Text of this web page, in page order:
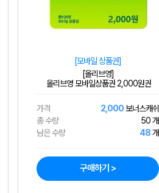
[모바일 상품권]
[올리브영]
올리브영 모바일상품권 2,000원권
가격 2,000 보너스캐쉬
총 수량
50 개
남은 수량
48개
구매하기 >